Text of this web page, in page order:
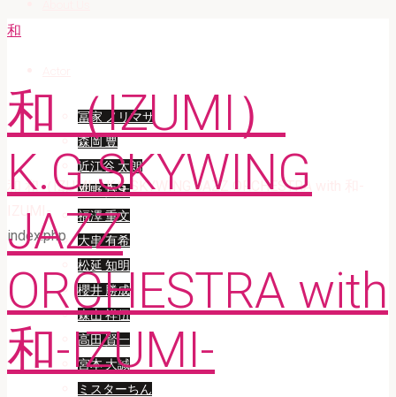
冨家 ノリマサ
森岡 豊
近江谷 太朗
平野 貴大
福澤 重文
大串 有希
松延 知明
櫻井 勝成
森山 祥伍
高田 賢一
宮本 大誠
ミスターちん
Home
和
和（IZUMI）K.G SKYWING JAZZ ORCHESTRA with 和-
IZUMI-
index.php
和
和（IZUMI）
K.G SKYWING
JAZZ
ORCHESTRA with
和-IZUMI-